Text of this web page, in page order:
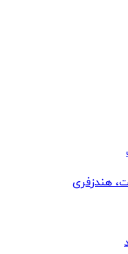
هندزفری